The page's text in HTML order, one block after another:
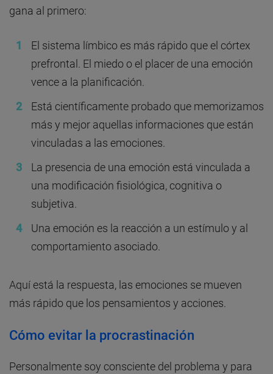
gana al primero:
El sistema límbico es más rápido que el córtex
prefrontal. El miedo o el placer de una emoción
vence a la planificación.
Está científicamente probado que memorizamos
más y mejor aquellas informaciones que están
vinculadas a las emociones.
La presencia de una emoción está vinculada a
una modificación fisiológica, cognitiva o
subjetiva.
Una emoción es la reacción a un estímulo y al
comportamiento asociado.
Aquí está la respuesta, las emociones se mueven
más rápido que los pensamientos y acciones.
Cómo evitar la procrastinación
Personalmente soy consciente del problema y para